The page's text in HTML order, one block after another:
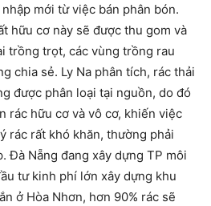
mới từ việc bán phân bón.
hữu cơ này sẽ được thu gom và
trồng trọt, các vùng trồng rau
chia sẻ. Ly Na phân tích, rác thải
được phân loại tại nguồn, do đó
rác hữu cơ và vô cơ, khiến việc
rác rất khó khăn, thường phải
Đà Nẵng đang xây dựng TP môi
tư kinh phí lớn xây dựng khu
ở Hòa Nhơn, hơn 90% rác sẽ